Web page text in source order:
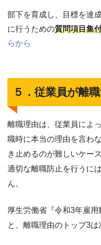
部下を育成し、目標を達
に行うための質問項目集
らから
５．従業員が離
離職理由は、従業員によ
職時に本当の理由を言わ
き止めるのが難しいケー
適切な離職防止を行うに
ん。
厚生労働省『令和3年雇
と、離職理由のトップ3は